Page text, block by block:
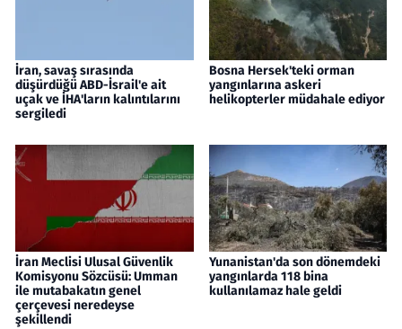
İran, savaş sırasında
düşürdüğü ABD-İsrail'e ait
uçak ve İHA'ların kalıntılarını
sergiledi
Bosna Hersek'teki orman
yangınlarına askeri
helikopterler müdahale ediyor
İran Meclisi Ulusal Güvenlik
Komisyonu Sözcüsü: Umman
ile mutabakatın genel
çerçevesi neredeyse
şekillendi
Yunanistan'da son dönemdeki
yangınlarda 118 bina
kullanılamaz hale geldi